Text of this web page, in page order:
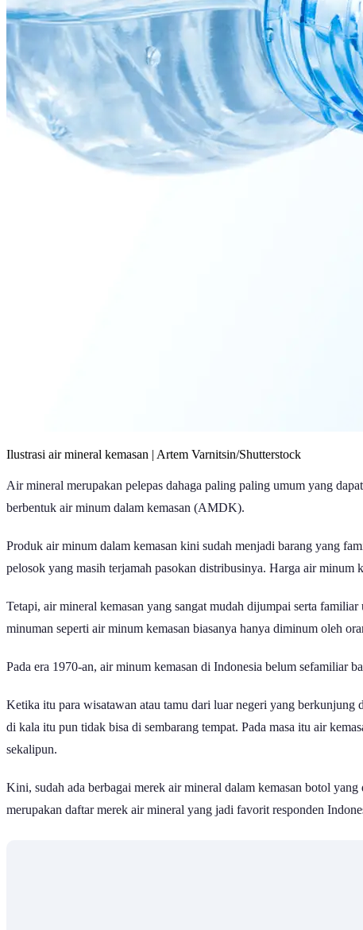
Ilustrasi air mineral kemasan | Artem Varnitsin/Shutterstock
Air mineral merupakan pelepas dahaga paling paling umum yang
berbentuk air minum dalam kemasan (AMDK).
Produk air minum dalam kemasan kini sudah menjadi barang yang
pelosok yang masih terjamah pasokan distribusinya. Harga air
Tetapi, air mineral kemasan yang sangat mudah dijumpai serta
minuman seperti air minum kemasan biasanya hanya diminum oleh
Pada era 1970-an, air minum kemasan di Indonesia belum sefamiliar
Ketika itu para wisatawan atau tamu dari luar negeri yang berkunjung
di kala itu pun tidak bisa di sembarang tempat. Pada masa itu air
sekalipun.
Kini, sudah ada berbagai merek air mineral dalam kemasan botol
merupakan daftar merek air mineral yang jadi favorit responden